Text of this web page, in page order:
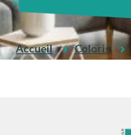
Accueil Coloris